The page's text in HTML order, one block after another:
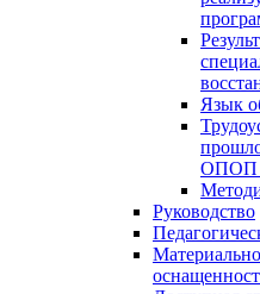
Язык
ОПОП
Руководство